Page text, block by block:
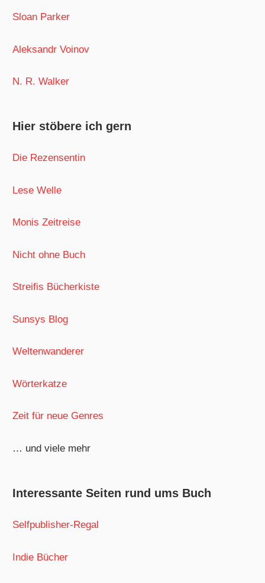
Sloan Parker
Aleksandr Voinov
N. R. Walker
Hier stöbere ich gern
Die Rezensentin
Lese Welle
Monis Zeitreise
Nicht ohne Buch
Streifis Bücherkiste
Sunsys Blog
Weltenwanderer
Wörterkatze
Zeit für neue Genres
… und viele mehr
Interessante Seiten rund ums Buch
Selfpublisher-Regal
Indie Bücher